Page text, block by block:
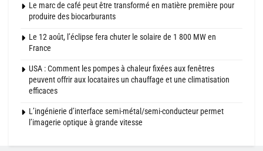
Le marc de café peut être transformé en matière première pour
produire des biocarburants
Le 12 août, l’éclipse fera chuter le solaire de 1 800 MW en
France
USA : Comment les pompes à chaleur fixées aux fenêtres
peuvent offrir aux locataires un chauffage et une climatisation
efficaces
L’ingénierie d’interface semi-métal/semi-conducteur permet
l’imagerie optique à grande vitesse